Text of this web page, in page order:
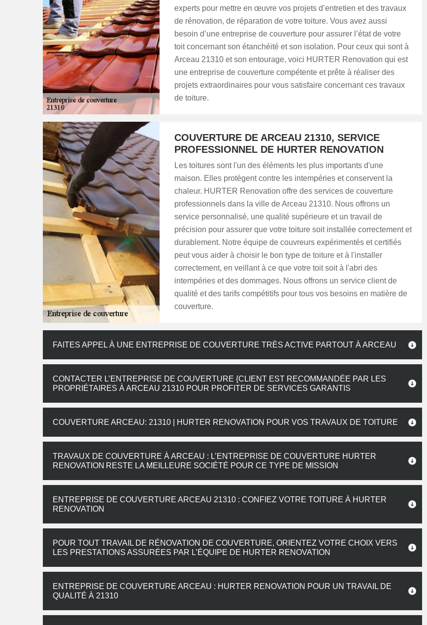
experts pour mettre en œuvre vos projets d’entretien et des travaux
de rénovation, de réparation de votre toiture. Vous avez aussi
besoin d’une entreprise de couverture pour assurer l’état de votre
toit concernant son étanchéité et son isolation. Pour ceux qui sont à
Arceau 21310 et son entourage, voici HURTER Renovation qui est
une entreprise de couverture compétente et prête à réaliser des
projets extraordinaires pour vous satisfaire concernant ces travaux
de toiture.
COUVERTURE DE ARCEAU 21310, SERVICE
PROFESSIONNEL DE HURTER RENOVATION
Les toitures sont l'un des éléments les plus importants d'une
maison. Elles protègent contre les intempéries et conservent la
chaleur. HURTER Renovation offre des services de couverture
professionnels dans la ville de Arceau 21310. Nous offrons un
service personnalisé, une qualité supérieure et un travail de
précision pour assurer que votre toiture soit installée correctement et
durablement. Notre équipe de couvreurs expérimentés et certifiés
peut vous aider à choisir le bon type de toiture et à l'installer
correctement, en veillant à ce que votre toit soit à l'abri des
intempéries et des dommages. Nous offrons un service client de
qualité et des tarifs compétitifs pour tous vos besoins en matière de
couverture.
FAITES APPEL À UNE ENTREPRISE DE COUVERTURE TRÈS ACTIVE PARTOUT À ARCEAU
CONTACTER L’ENTREPRISE DE COUVERTURE {CLIENT EST RECOMMANDÉE PAR LES
PROPRIÉTAIRES À ARCEAU 21310 POUR PROFITER DE SERVICES GARANTIS
COUVERTURE ARCEAU: 21310 | HURTER RENOVATION POUR VOS TRAVAUX DE TOITURE
TRAVAUX DE COUVERTURE À ARCEAU : L’ENTREPRISE DE COUVERTURE HURTER
RENOVATION RESTE LA MEILLEURE SOCIÉTÉ POUR CE TYPE DE MISSION
ENTREPRISE DE COUVERTURE ARCEAU 21310 : CONFIEZ VOTRE TOITURE À HURTER
RENOVATION
POUR TOUT TRAVAIL DE RÉNOVATION DE COUVERTURE, ORIENTEZ VOTRE CHOIX VERS
LES PRESTATIONS ASSURÉES PAR L’ÉQUIPE DE HURTER RENOVATION
ENTREPRISE DE COUVERTURE ARCEAU : HURTER RENOVATION POUR UN TRAVAIL DE
QUALITÉ À 21310